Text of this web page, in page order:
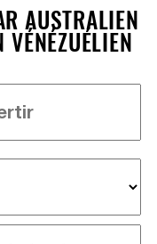
AUSTRALIEN